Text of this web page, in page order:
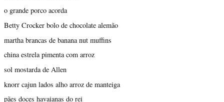
o grande porco acorda
Betty Crocker bolo de chocolate alemão
martha brancas de banana nut muffins
china estrela pimenta com arroz
sol mostarda de Allen
knorr cajun lados alho arroz de manteiga
pães doces havaianas do rei